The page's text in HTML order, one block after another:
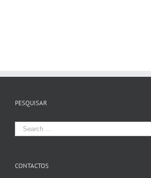
PESQUISAR
Search
for:
CONTACTOS